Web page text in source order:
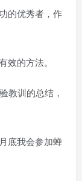
的优秀者，作
的方法。
教训的总结，
底我会参加蝉